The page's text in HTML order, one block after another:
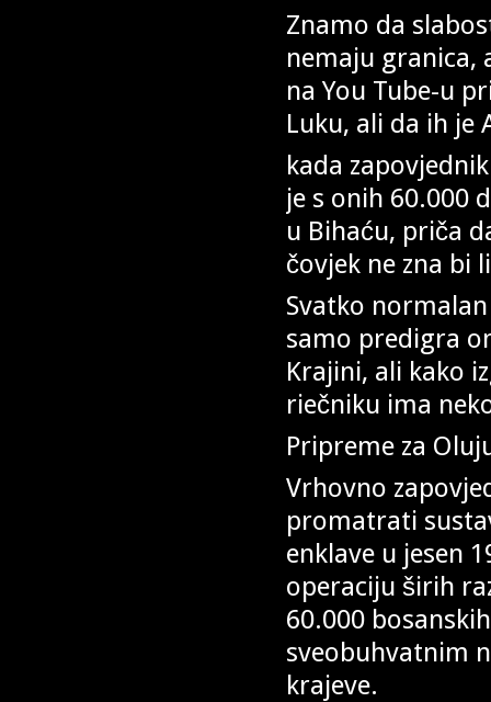
Znamo da
nemaju granica,
na You Tube-u
Luku, ali da ih je
kada
je s onih 60.000
u Bihaću, priča
čovjek ne zna bi
Svatko
samo predigra
Krajini, ali kako
riečniku ima
Pripreme za
Vrhovno
promatrati
enklave u jesen
operaciju širih
60.000
sveobuhvatnim
krajeve.